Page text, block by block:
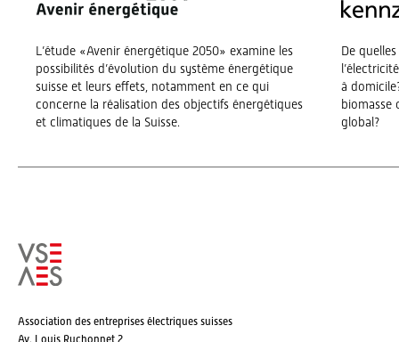
L’étude «Avenir énergétique 2050» examine les
possibilités d’évolution du système énergétique
suisse et leurs effets, notamment en ce qui
concerne la réalisation des objectifs énergétiques
et climatiques de la Suisse.
De
à
biomasse
global?
Association des entreprises électriques suisses